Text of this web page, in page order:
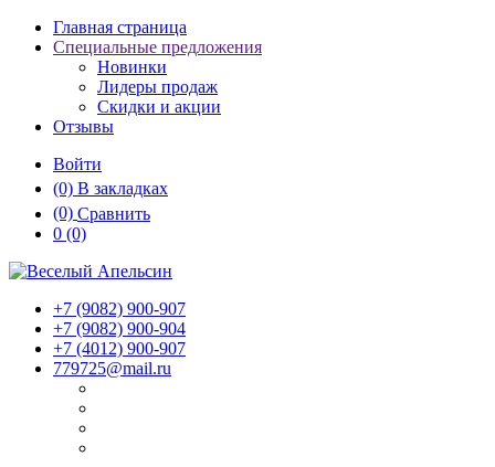
Главная страница
Специальные предложения
Новинки
Лидеры продаж
Скидки и акции
Отзывы
Войти
(0) В закладках
(0) Сравнить
0 (0)
+7 (9082) 900-907
+7 (9082) 900-904
+7 (4012) 900-907
779725@mail.ru